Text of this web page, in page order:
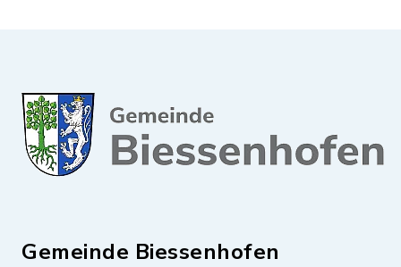
Gemeinde Biessenhofen